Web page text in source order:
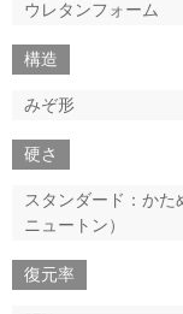
ウレタンフォーム
構造
みぞ形
硬さ
スタンダード：かた
ニュートン）
復元率